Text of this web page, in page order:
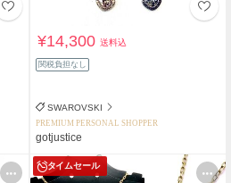
¥14,300送料込
関税負担なし
SWAROVSKI
PREMIUM PERSONAL SHOPPER
gotjustice
タイムセール